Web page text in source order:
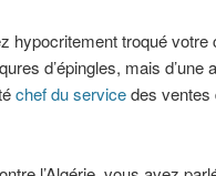
hypocritement troqué
d’épingles, mais
chef du servicedes ventes